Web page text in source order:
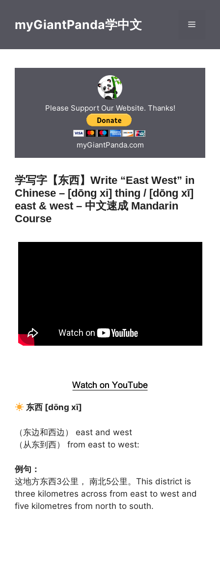
contentmyGiantPanda学中文 Menu
Please Support Our Website. Thanks!
myGiantPanda.com
学写字【东西】Write “East West” in
Chinese – [dōng xi] thing / [dōng xī]
east & west – 中文速成 Mandarin
Course
东西 [dōng xī]
（东边和西边） east and west
（从东到西） from east to west:
例句：
这地方东西3公里， 南北5公里。This district is
three kilometres across from east to west and
five kilometres from north to south.